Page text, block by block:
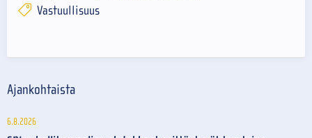
Vastuullisuus
Ajankohtaista
6.8.2026